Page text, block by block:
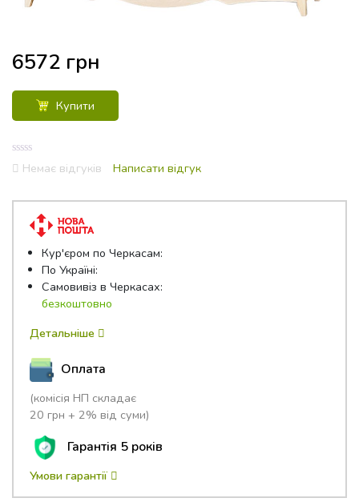
6572 грн
Купити
0
out
5
Немає відгуків Написати відгук
Кур'єром по Черкасам:
По Україні:
Самовивіз в Черкасах:
безкоштовно
Детальніше
Оплата
(комісія НП складає
20 грн + 2% від суми)
Гарантія 5 років
Умови гарантії